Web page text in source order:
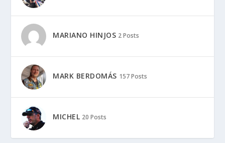
MARIANO HINJOS 2 Posts
MARK BERDOMÁS 157 Posts
MICHEL 20 Posts